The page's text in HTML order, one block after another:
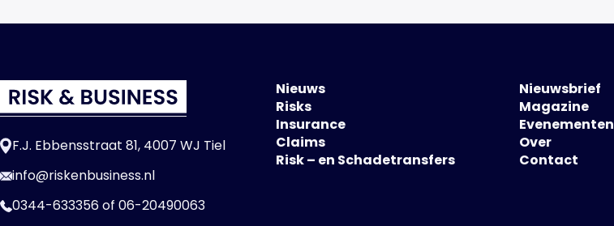
F.J. Ebbensstraat 81, 4007 WJ Tiel
info@riskenbusiness.nl
0344-633356of 06-20490063
Nieuws
Risks
Insurance
Claims
Risk – en Schadetransfers
Nieuwsbrief
Magazine
Evenementen
Over
Contact